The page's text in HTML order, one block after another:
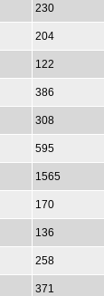
230
204
122
386
308
595
1565
170
136
258
371